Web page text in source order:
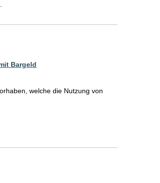
Bargeld
welche die Nutzung von